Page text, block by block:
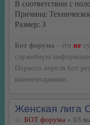
В соответствии с
Причина:
Размер: 3
Бот форума - это не
служебную
Первого апреля бот
комментариями.
Женская лига
БОТ форума » 03